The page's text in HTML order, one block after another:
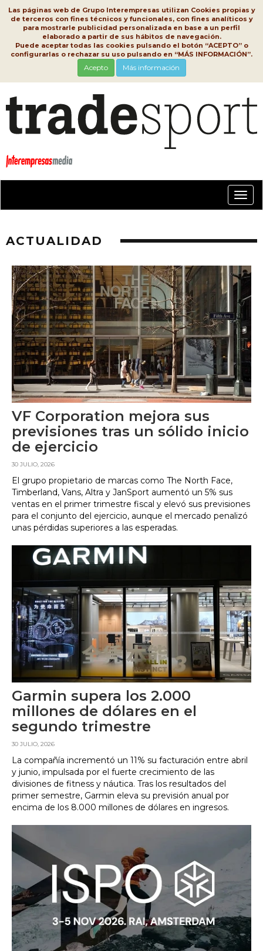
Las páginas web de Grupo Interempresas utilizan Cookies propias y
de terceros con fines técnicos y funcionales, con fines analíticos y
para mostrarle publicidad personalizada en base a un perfil
elaborado a partir de sus hábitos de navegación.
Puede aceptar todas las cookies pulsando el botón “ACEPTO” o
configurarlas o rechazar su uso pulsando en “MÁS INFORMACIÓN”.
Acepto Más información
ACTUALIDAD
VF Corporation mejora sus
previsiones tras un sólido inicio
de ejercicio
30 JULIO, 2026
El grupo propietario de marcas como The North Face,
Timberland, Vans, Altra y JanSport aumentó un 5% sus
ventas en el primer trimestre fiscal y elevó sus previsiones
para el conjunto del ejercicio, aunque el mercado penalizó
unas pérdidas superiores a las esperadas.
Garmin supera los 2.000
millones de dólares en el
segundo trimestre
30 JULIO, 2026
La compañía incrementó un 11% su facturación entre abril
y junio, impulsada por el fuerte crecimiento de las
divisiones de fitness y náutica. Tras los resultados del
primer semestre, Garmin eleva su previsión anual por
encima de los 8.000 millones de dólares en ingresos.